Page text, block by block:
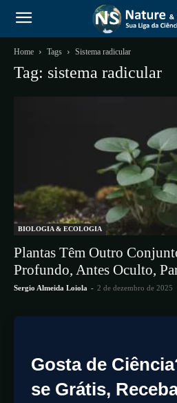
Home Tags Sistema radicular
Tag: sistema radicular
BIOLOGIA & ECOLOGIA
Plantas Têm Outro
Profundo, Antes Oculto,
Sergio Almeida Loiola - 2 de dezembro de 2025
Gosta de
se Grátis,